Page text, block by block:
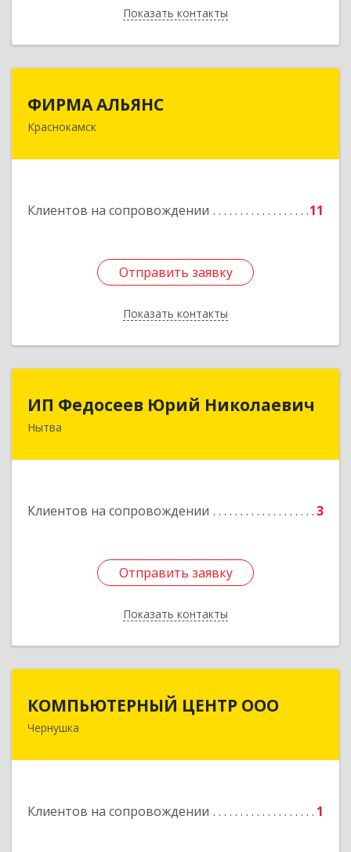
Показать контакты
Назад
ФИРМА АЛЬЯНС
Краснокамск
Клиентов на сопровождении 11
Отправить заявку
Показать контакты
Отправить заявку
Назад
ИП Федосеев Юрий Николаевич
Нытва
Клиентов на сопровождении 3
Отправить заявку
Показать контакты
ИП Федосеев Юрий Николаевич
Отправить заявку
Назад
КОМПЬЮТЕРНЫЙ ЦЕНТР ООО
Чернушка
Клиентов на сопровождении 1
КОМПЬЮТЕРНЫЙ ЦЕНТР ООО